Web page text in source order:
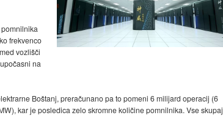
frekvenco
vozlišči
na
Boštanj, preračunano pa to pomeni 6 milijard operacij (6
kar je posledica zelo skromne količine pomnilnika. Vse skupaj